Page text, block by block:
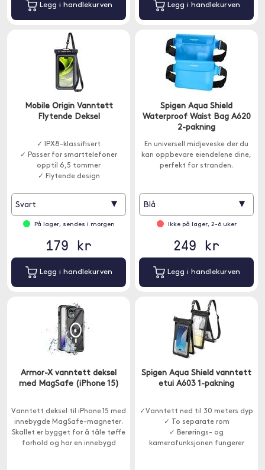
Legg i handlekurven Legg i handlekurven
Mobile Origin Vanntett
Flytende Deksel
✓ IPX8-klassifisert
✓ Passer for smarttelefoner
opptil 6,5 tommer
✓ Flytende design
Svart ▾
På lager, sendes i morgen
179 kr
Legg i handlekurven
Spigen Aqua Shield
Waterproof Waist Bag A620
2-pakning
En universell midjeveske der du
kan oppbevare eiendelene dine,
perfekt for stranden.
Blå ▾
Ikke på lager, 2-6 uker
249 kr
Legg i handlekurven
Armor-X vanntett deksel
med MagSafe (iPhone 15)
Vanntett deksel til iPhone 15 med
innebygde MagSafe-magneter.
Skallet er bygget for å tåle tøffe
forhold og har en innebygd
Spigen Aqua Shield vanntett
etui A603 1-pakning
✓Vanntett ned til 30 meters dyp
✓ To separate rom
✓ Berørings- og
kamerafunksjonen fungerer